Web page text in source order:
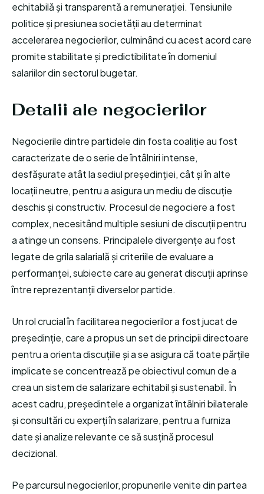
echitabilă și transparentă a remunerației. Tensiunile
politice și presiunea societății au determinat
accelerarea negocierilor, culminând cu acest acord care
promite stabilitate și predictibilitate în domeniul
salariilor din sectorul bugetar.
Detalii ale negocierilor
Negocierile dintre partidele din fosta coaliție au fost
caracterizate de o serie de întâlniri intense,
desfășurate atât la sediul președinției, cât și în alte
locații neutre, pentru a asigura un mediu de discuție
deschis și constructiv. Procesul de negociere a fost
complex, necesitând multiple sesiuni de discuții pentru
a atinge un consens. Principalele divergențe au fost
legate de grila salarială și criteriile de evaluare a
performanței, subiecte care au generat discuții aprinse
între reprezentanții diverselor partide.
Un rol crucial în facilitarea negocierilor a fost jucat de
președinție, care a propus un set de principii directoare
pentru a orienta discuțiile și a se asigura că toate părțile
implicate se concentrează pe obiectivul comun de a
crea un sistem de salarizare echitabil și sustenabil. În
acest cadru, președintele a organizat întâlniri bilaterale
și consultări cu experți în salarizare, pentru a furniza
date și analize relevante ce să susțină procesul
decizional.
Pe parcursul negocierilor, propunerile venite din partea